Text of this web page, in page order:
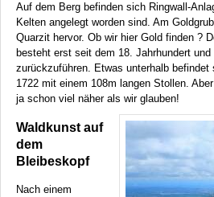
Auf dem Berg befinden sich Ringwall-
Kelten angelegt worden sind. Am
Quarzit hervor. Ob wir hier Gold finden ?
besteht erst seit dem 18. Jahrhundert
zurückzuführen. Etwas unterhalb
1722 mit einem 108m langen Stollen.
ja schon viel näher als wir glauben!
Waldkunst auf
dem
Bleibeskopf
Nach einem